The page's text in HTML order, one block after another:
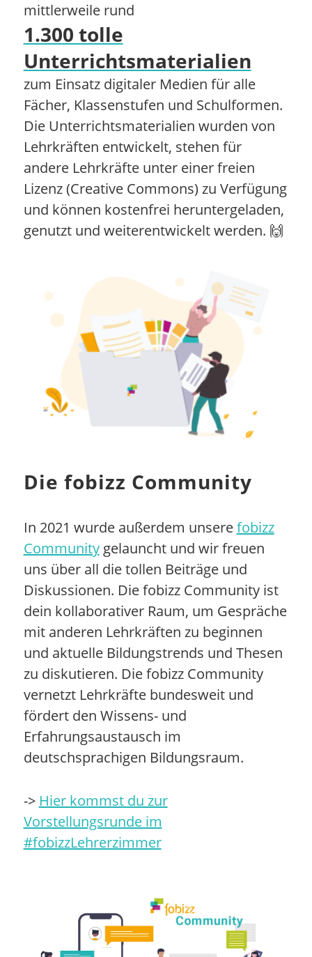
mittlerweile rund
1.300 tolle
Unterrichtsmaterialien
zum Einsatz digitaler Medien für alle
Fächer, Klassenstufen und Schulformen.
Die Unterrichtsmaterialien wurden von
Lehrkräften entwickelt, stehen für
andere Lehrkräfte unter einer freien
Lizenz (Creative Commons) zu Verfügung
und können kostenfrei heruntergeladen,
genutzt und weiterentwickelt werden. 🙌
Die fobizz Community
In 2021 wurde außerdem unserefobizz
Communitygelauncht und wir freuen
uns über all die tollen Beiträge und
Diskussionen. Die fobizz Community ist
dein kollaborativer Raum, um Gespräche
mit anderen Lehrkräften zu beginnen
und aktuelle Bildungstrends und Thesen
zu diskutieren. Die fobizz Community
vernetzt Lehrkräfte bundesweit und
fördert den Wissens- und
Erfahrungsaustausch im
deutschsprachigen Bildungsraum.
-> Hier kommst du zur
Vorstellungsrunde im
#fobizzLehrerzimmer